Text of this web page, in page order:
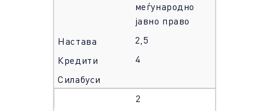
меѓународно
јавно право
2,5
4
2